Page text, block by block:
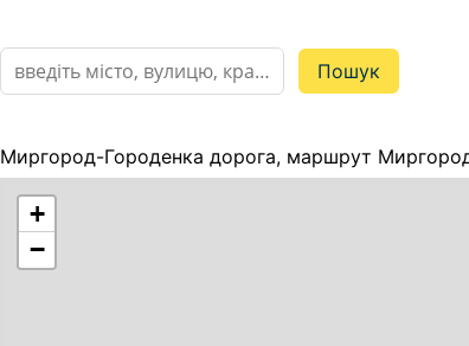
Миргород-Городенка дорога, маршрут
+
−